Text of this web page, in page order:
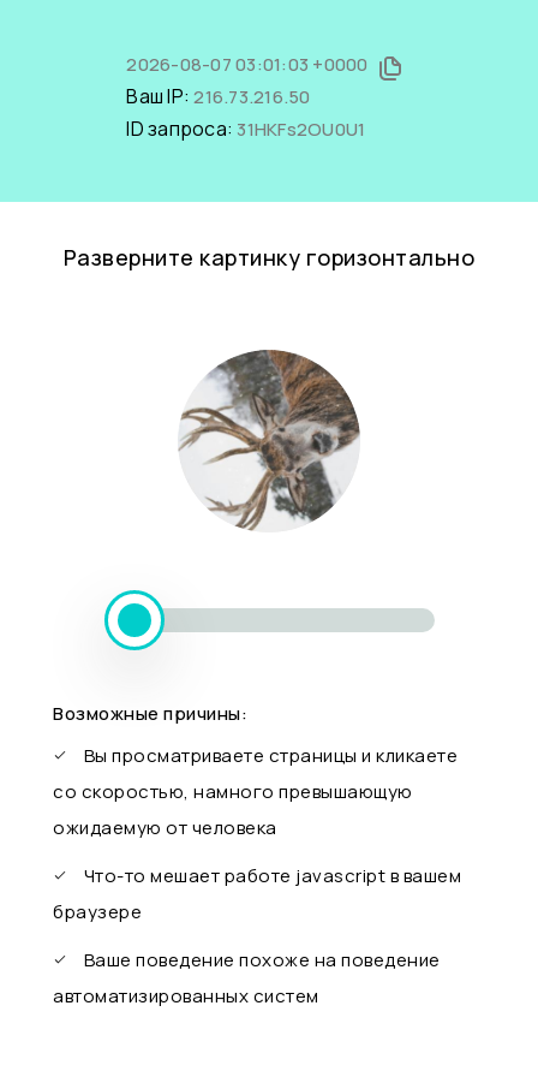
2026-08-07 03:01:03 +0000
Ваш IP:216.73.216.50
ID запроса: 31HKFs2OU0U1
Разверните картинку горизонтально
Возможные причины:
Вы просматриваете страницы и кликаете
со скоростью, намного превышающую
ожидаемую от человека
Что-то мешает работе javascript в вашем
браузере
Ваше поведение похоже на поведение
автоматизированных систем